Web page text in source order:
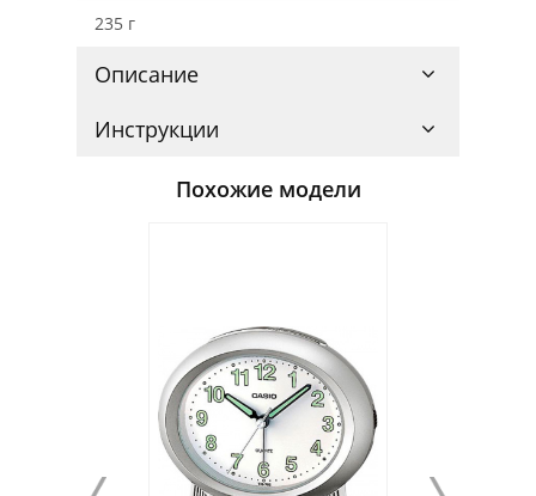
235 г
Описание
Инструкции
Похожие модели